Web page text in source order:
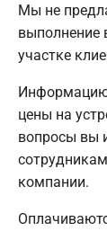
Мы не
выполнение
участке
Информацию
цены на
вопросы вы
компании.